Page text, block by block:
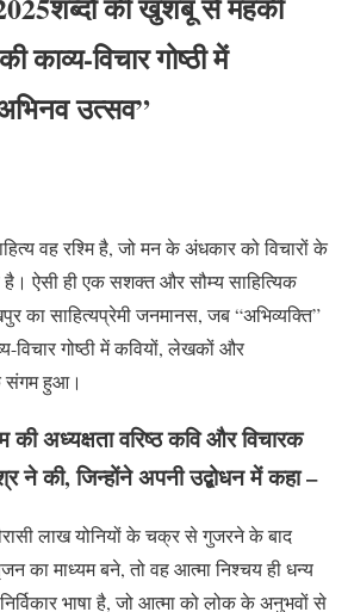
काव्य-विचार गोष्ठी में
उत्सव”
वह रश्मि है, जो मन के अंधकार को विचारों के
ऐसी ही एक सशक्त और सौम्य साहित्यिक
का साहित्यप्रेमी जनमानस, जब “अभिव्यक्ति”
विचार गोष्ठी में कवियों, लेखकों और
संगम हुआ।
अध्यक्षता वरिष्ठ कवि और विचारक
ने की, जिन्होंने अपनी उद्बोधन में कहा –
लाख योनियों के चक्र से गुजरने के बाद
का माध्यम बने, तो वह आत्मा निश्चय ही धन्य
भाषा है, जो आत्मा को लोक के अनुभवों से